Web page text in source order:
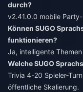
durch?
v2.41.0.0 mobile
Können SUGO
funktionieren?
Ja, intelligente
Welche SUGO
Trivia 4-20 Spieler-
öffentliche Skalierung.